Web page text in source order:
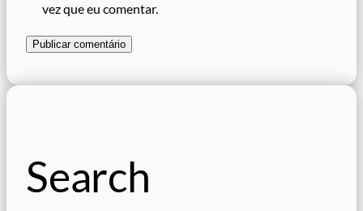
vez que eu comentar.
Search